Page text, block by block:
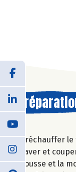
Préchauffer le
Laver et
gousse et la